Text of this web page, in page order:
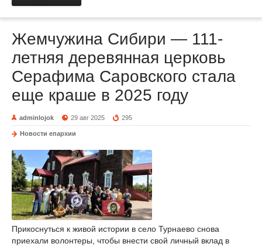
Жемчужина Сибири — 111-
летняя деревянная церковь
Серафима Саровского стала
еще краше в 2025 году
adminlojok 29 авг 2025 295
Новости епархии
Прикоснуться к живой истории в село Турнаево снова
приехали волонтеры, чтобы внести свой личный вклад в